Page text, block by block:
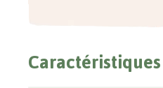
Caractéristiques